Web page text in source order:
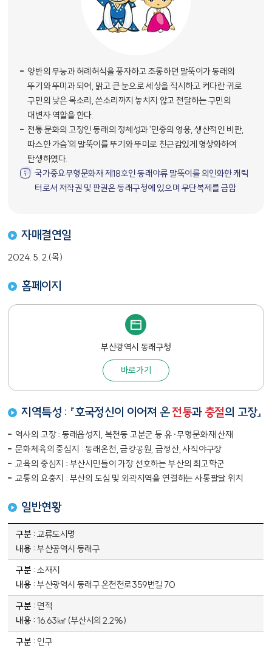
양반의 무능과 허례허식을 풍자하고 조롱하던 말뚝이가 동래의
뚜기와 뚜미과 되어, 맑고 큰 눈으로 세상을 직시하고 커다란 귀로
구민의 낮은 목소리, 쓴소리까지 놓치지 않고 전달하는 구민의
대변자 역할을 한다.
전통 문화의 고장인 동래의 정체성과 '민중의 영웅, 생산적인 비판,
따스한 가슴'의 말뚝이를 뚜기와 뚜미로 친근감있게 형상화하여
탄생하였다.
국가중요무형문화재 제18호인 동래야류 말뚝이를 의인화한 캐릭
터로서 저작권 및 판권은 동래구청에 있으며 무단복제를 금함.
자매결연일
2024. 5. 2.(목)
홈페이지
부산광역시 동래구청
바로가기
지역특성 : 『호국정신이 이어져 온전통과 충절의 고장』
역사의 고장 : 동래읍성지, 복천동 고분군 등 유·무형문화재 산재
문화체육의 중심지 : 동래온천, 금강공원, 금정산, 사직야구장
교육의 중심지 : 부산시민들이 가장 선호하는 부산의 최고학군
교통의 요충지 : 부산의 도심 및 외곽지역을 연결하는 사통팔달 위치
일반현황
교류도시명
부산공역시 동래구
소재지
부산광역시 동래구 온천천로359번길 70
면적
16.63㎢ (부산시의 2.2%)
인구